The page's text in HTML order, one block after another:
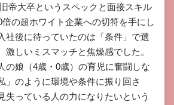
帝大卒というスペックと面接スキル
の超ホワイト企業への切符を手にし
社後に待っていたのは「条件」で選
激しいミスマッチと焦燥感でした。
の娘（4歳・0歳）の育児に奮闘しな
」のように環境や条件に振り回さ
失っている人の力になりたいという